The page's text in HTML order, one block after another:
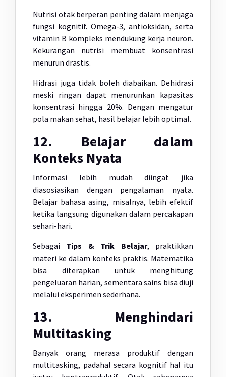
Nutrisi otak berperan penting dalam menjaga
fungsi kognitif. Omega-3, antioksidan, serta
vitamin B kompleks mendukung kerja neuron.
Kekurangan nutrisi membuat konsentrasi
menurun drastis.
Hidrasi juga tidak boleh diabaikan. Dehidrasi
meski ringan dapat menurunkan kapasitas
konsentrasi hingga 20%. Dengan mengatur
pola makan sehat, hasil belajar lebih optimal.
12. Belajar dalam
Konteks Nyata
Informasi lebih mudah diingat jika
diasosiasikan dengan pengalaman nyata.
Belajar bahasa asing, misalnya, lebih efektif
ketika langsung digunakan dalam percakapan
sehari-hari.
Sebagai Tips & Trik Belajar, praktikkan
materi ke dalam konteks praktis. Matematika
bisa diterapkan untuk menghitung
pengeluaran harian, sementara sains bisa diuji
melalui eksperimen sederhana.
13. Menghindari
Multitasking
Banyak orang merasa produktif dengan
multitasking, padahal secara kognitif hal itu